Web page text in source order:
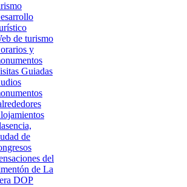
de turismo
y
Guiadas
de
del
de La
DOP